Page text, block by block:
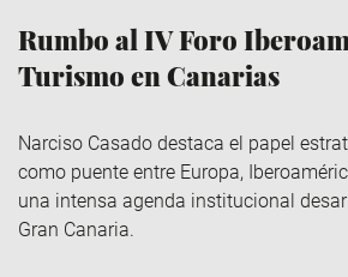
Rumbo al IV Foro
Turismo en Canarias
Narciso Casado destaca el papel
como puente entre Europa,
una intensa agenda institucional
Gran Canaria.